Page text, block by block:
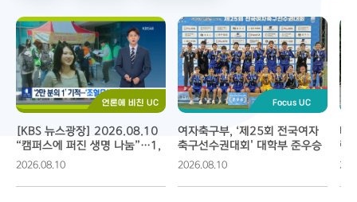
언론에 비친 UC
[KBS 뉴스광장] 2026.08.10
“캠퍼스에 퍼진 생명 나눔”…1,
500명 조혈모세포 기증 약속
2026.08.10
Focus UC
여자축구부, ‘제25회 전국여자
축구선수권대회' 대학부 준우승
2026.08.10
태
런
이